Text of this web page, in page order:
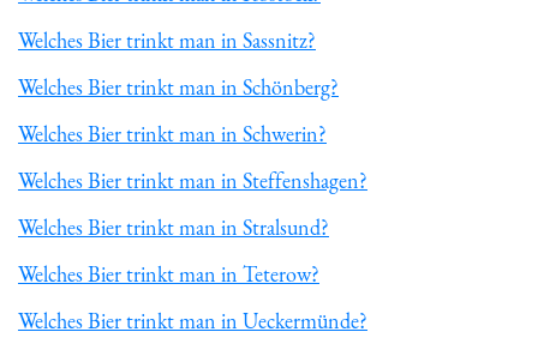
Welches Bier trinkt man in Sassnitz?
Welches Bier trinkt man in Schönberg?
Welches Bier trinkt man in Schwerin?
Welches Bier trinkt man in Steffenshagen?
Welches Bier trinkt man in Stralsund?
Welches Bier trinkt man in Teterow?
Welches Bier trinkt man in Ueckermünde?